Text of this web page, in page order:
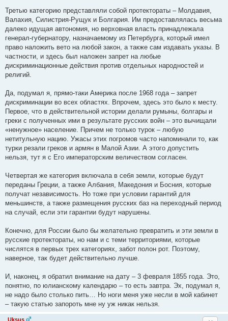
Третью категорию представляли собой протектораты – Молдавия,
Валахия, Силистрия-Рущук и Болгария. Им предоставлялась весьма
далеко идущая автономия, но верховная власть принадлежала
генерал-губернатору, назначаемому из Петербурга, который имел
право наложить вето на любой закон, а также сам издавать указы. В
частности, и здесь был наложен запрет на любые
дискриминационные действия против отдельных народностей и
религий.
Да, подумал я, прямо-таки Америка после 1968 года – запрет
дискриминации во всех областях. Впрочем, здесь это было к месту.
Первое, что в действительной истории делали румыны, болгары и
греки с полученных ими в результате русских войн – это вычищали
«ненужное» население. Причем не только турок – любую
нетитульную нацию. Ужасы этих погромов часто напоминали то, как
турки резали греков и армян в Малой Азии. А этого допустить
нельзя, тут я с Его императорским величеством согласен.
Четвертая же категория включала в себя земли, которые будут
переданы Греции, а также Албания, Македония и Босния, которые
получат независимость. Но тоже при условии гарантий для
меньшинств, а также размещения русских баз на переходный период
на случай, если эти гарантии будут нарушены.
Конечно, для России было бы желательно превратить и эти земли в
русские протектораты, но нам и с теми территориями, которые
числятся в первых трех категориях, забот полон рот. Поэтому,
наверное, так будет действительно лучше.
И, наконец, я обратил внимание на дату – 3 февраля 1855 года. Это,
понятно, по юлианскому календарю – то есть завтра. Эх, подумал я,
не надо было столько пить… Но ноги меня уже несли в мой кабинет
– такую статью запороть мне ну уж никак нельзя.
Uksus